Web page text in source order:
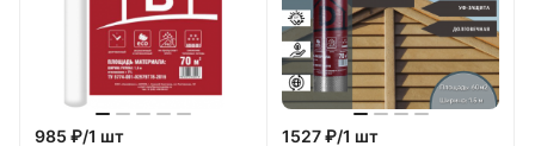
985 ₽/1 шт 1527 ₽/1 шт